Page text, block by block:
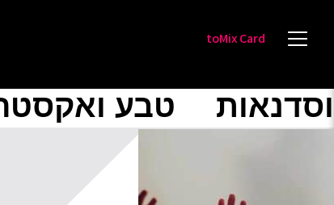
toMix Card
טבע